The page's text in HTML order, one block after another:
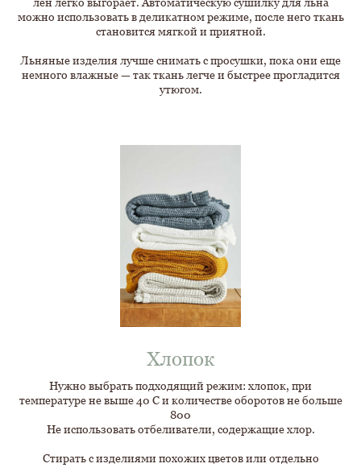
можно использовать в деликатном режиме, после него ткань
становится мягкой и приятной.
Льняные изделия лучше снимать с просушки, пока они еще
немного влажные — так ткань легче и быстрее прогладится
утюгом.
Хлопок
Нужно выбрать подходящий режим: хлопок, при
температуре не выше 40 С и количестве оборотов не больше
800
Не использовать отбеливатели, содержащие хлор.
Стирать с изделиями похожих цветов или отдельно